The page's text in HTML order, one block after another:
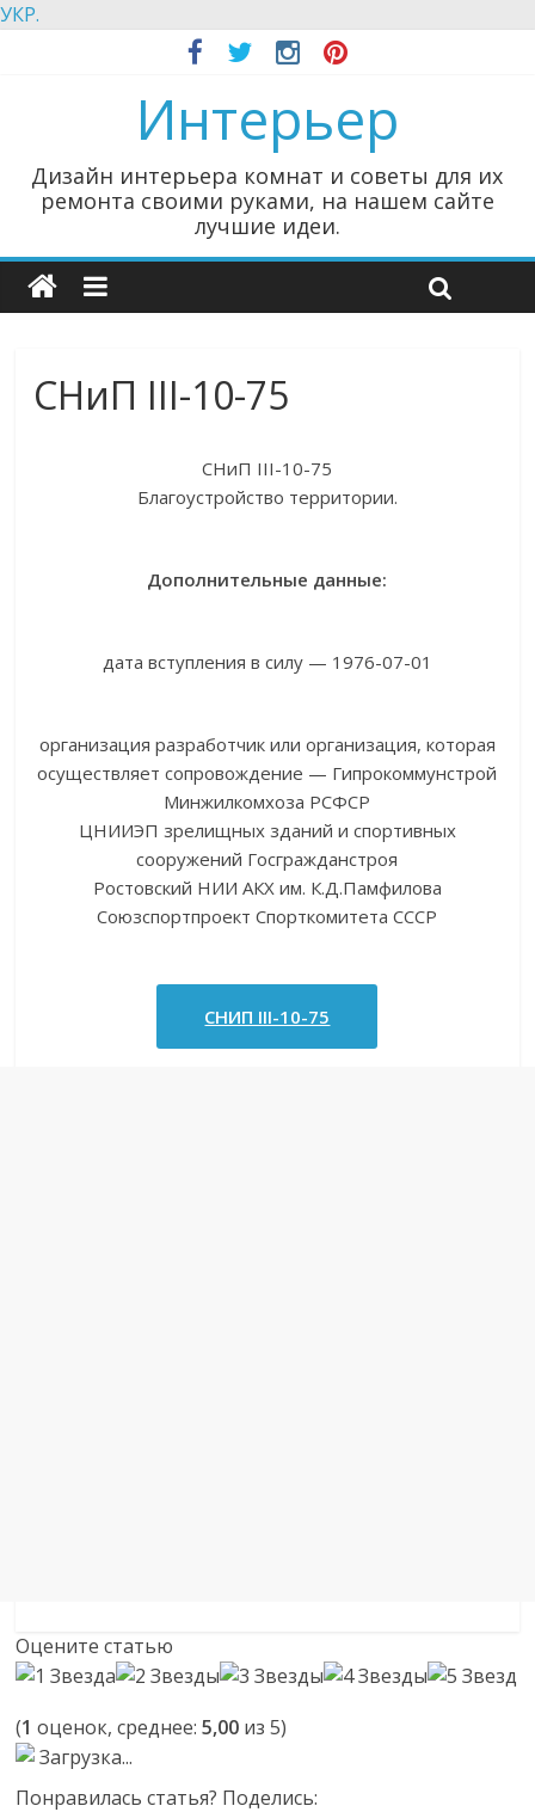
УКР.
Интерьер
Дизайн интерьера комнат и советы для их
ремонта своими руками, на нашем сайте
лучшие идеи.
СНиП III-10-75
СНиП III-10-75
Благоустройство территории.
Дополнительные данные:
дата вступления в силу — 1976-07-01
организация разработчик или организация, которая
осуществляет сопровождение — Гипрокоммунстрой
Минжилкомхоза РСФСР
ЦНИИЭП зрелищных зданий и спортивных
сооружений Госгражданстроя
Ростовский НИИ АКХ им. К.Д.Памфилова
Союзспортпроект Спорткомитета СССР
СНИП III-10-75
Оцените статью
(1 оценок, среднее:5,00 из 5)
Загрузка...
Понравилась статья? Поделись: